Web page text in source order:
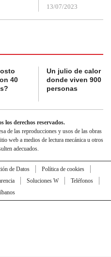
13/07/2023
40
Un julio de calor
donde viven 900
personas
derechos reservados.
de las reproducciones y usos de las obras
web a medios de lectura mecánica u otros
adecuados.
de Datos
Política de cookies
Soluciones W
Teléfonos